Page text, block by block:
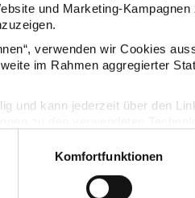
und Marketing-
verwenden wir Cookies
im Rahmen aggregierter
und kann jederzeit über den
Vertrag widerrufen
Komfortfunktionen
kleiner Metallkasten
ART